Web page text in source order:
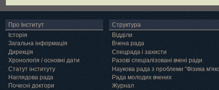
Про Інститут
Історія
Загальна інформація
Дирекція
Хронологія / основні дати
Статут інституту
Наглядова рада
Почесні доктори
Структура
Відділи
Вчена рада
Спецрада і захисти
Разові спеціалізовані вчені ради
Наукова рада з проблеми "Фізика
Рада молодих вчених
Журнал